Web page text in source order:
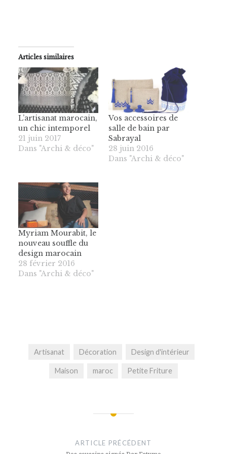
Articles similaires
L’artisanat marocain,
un chic intemporel
21 juin 2017
Dans "Archi & déco"
Vos accessoires de
salle de bain par
Sabrayal
28 juin 2016
Dans "Archi & déco"
Myriam Mourabit, le
nouveau souffle du
design marocain
28 février 2016
Dans "Archi & déco"
Artisanat Décoration Design d'intérieur
Maison maroc Petite Friture
ARTICLE PRÉCÉDENT